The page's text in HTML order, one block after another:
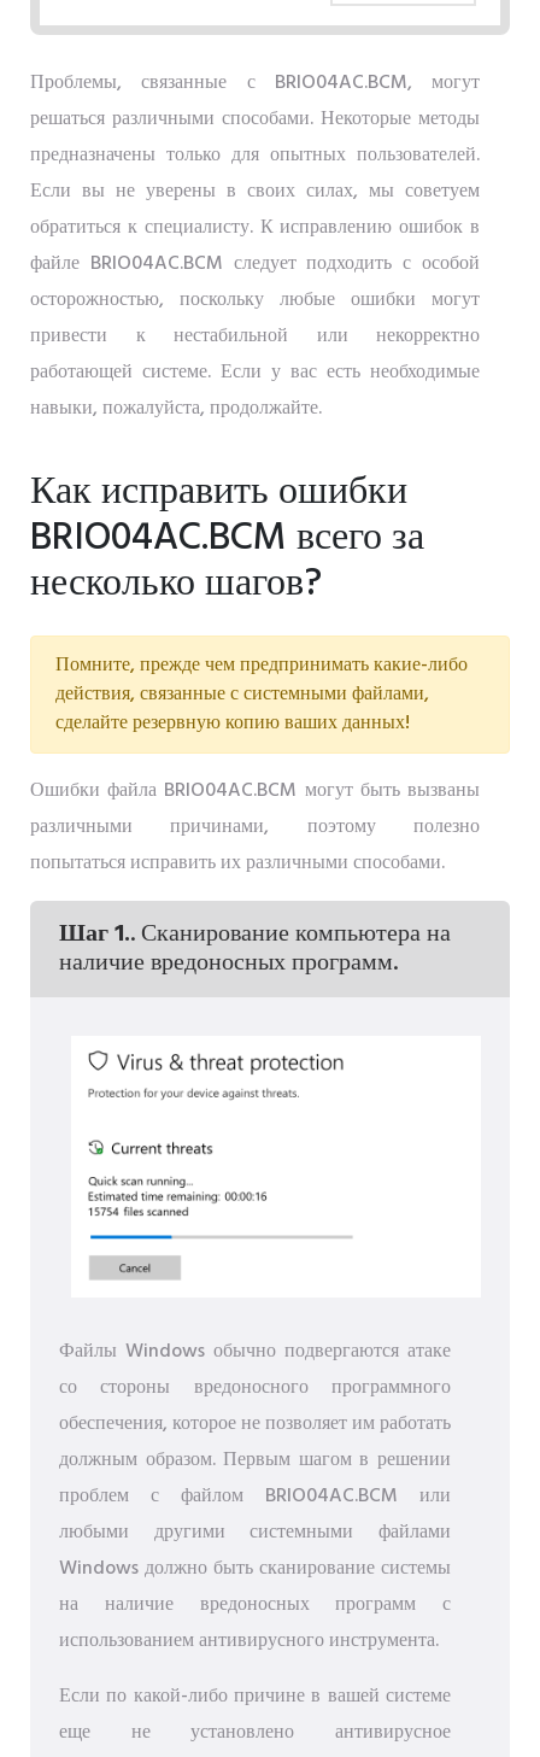
Проблемы, связанные с BRIO04AC.BCM, могут
решаться различными способами. Некоторые методы
предназначены только для опытных пользователей.
Если вы не уверены в своих силах, мы советуем
обратиться к специалисту. К исправлению ошибок в
файле BRIO04AC.BCM следует подходить с особой
осторожностью, поскольку любые ошибки могут
привести к нестабильной или некорректно
работающей системе. Если у вас есть необходимые
навыки, пожалуйста, продолжайте.
Как исправить ошибки
BRIO04AC.BCM всего за
несколько шагов?
Помните, прежде чем предпринимать какие-либо
действия, связанные с системными файлами,
сделайте резервную копию ваших данных!
Ошибки файла BRIO04AC.BCM могут быть вызваны
различными причинами, поэтому полезно
попытаться исправить их различными способами.
Шаг 1.. Сканирование компьютера на
наличие вредоносных программ.
Файлы Windows обычно подвергаются атаке
со стороны вредоносного программного
обеспечения, которое не позволяет им работать
должным образом. Первым шагом в решении
проблем с файлом BRIO04AC.BCM или
любыми другими системными файлами
Windows должно быть сканирование системы
на наличие вредоносных программ с
использованием антивирусного инструмента.
Если по какой-либо причине в вашей системе
еще не установлено антивирусное